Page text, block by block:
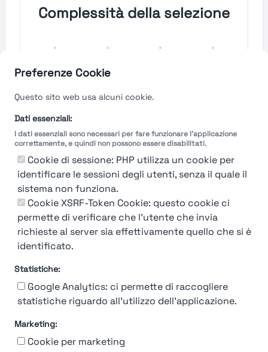
Preferenze Cookie
Questo sito web usa alcuni cookie.
Dati essenziali:
I dati essenziali sono necessari per fare funzionare l'applicazione
correttamente, e quindi non possono essere disabilitati.
Cookie di sessione: PHP utilizza un cookie per
identificare le sessioni degli utenti, senza il quale il
sistema non funziona.
Cookie XSRF-Token Cookie: questo cookie ci
permette di verificare che l'utente che invia
richieste al server sia effettivamente quello che si è
identificato.
Statistiche:
Google Analytics: ci permette di raccogliere
statistiche riguardo all'utilizzo dell'applicazione.
Marketing:
Cookie per marketing
Complessità della selezione
Velocità del processo di
Molto
Breve Lungo
Molto
Misuriamo l'efficienza e la velocità del processo
di selezione del personale attraverso dati
aziendali, feedback dei candidati e valutazioni
Termini e Condizioni